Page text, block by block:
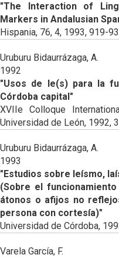
"The Interaction of
Markers in Andalusian
Hispania, 76, 4, 1993, 919-
Uruburu Bidaurrázaga, A.
1992
"Usos de le(s) para la
Córdoba capital"
XVIIe Colloque
Universidad de León, 1992,
Uruburu Bidaurrázaga, A.
1993
"Estudios sobre leísmo,
(Sobre el
átonos o afijos no
persona con cortesía)"
Universidad de Córdoba,
Varela García, F.